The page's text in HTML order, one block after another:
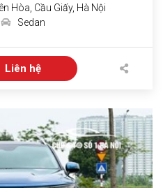
Hòa, Cầu Giấy, Hà Nội
Sedan
Liên hệ